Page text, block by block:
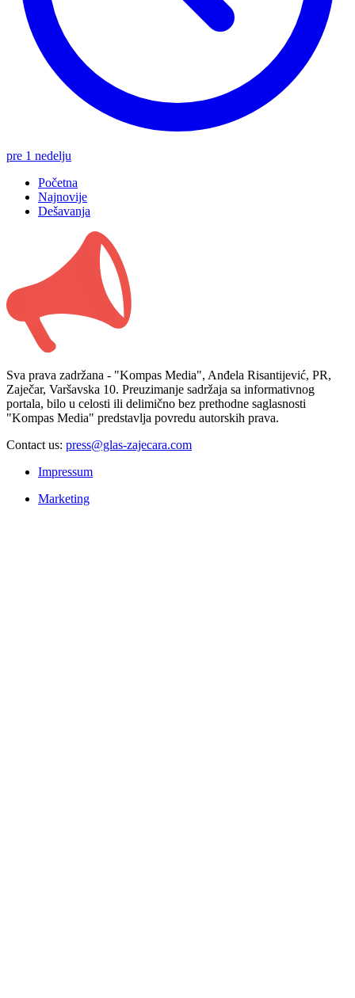
pre 1 nedelju
Početna
Najnovije
Dešavanja
Sva prava zadržana - "Kompas Media", Anđela Risantijević, PR,
Zaječar, Varšavska 10. Preuzimanje sadržaja sa informativnog
portala, bilo u celosti ili delimično bez prethodne saglasnosti
"Kompas Media" predstavlja povredu autorskih prava.
Contact us: press@glas-zajecara.com
Impressum
Marketing